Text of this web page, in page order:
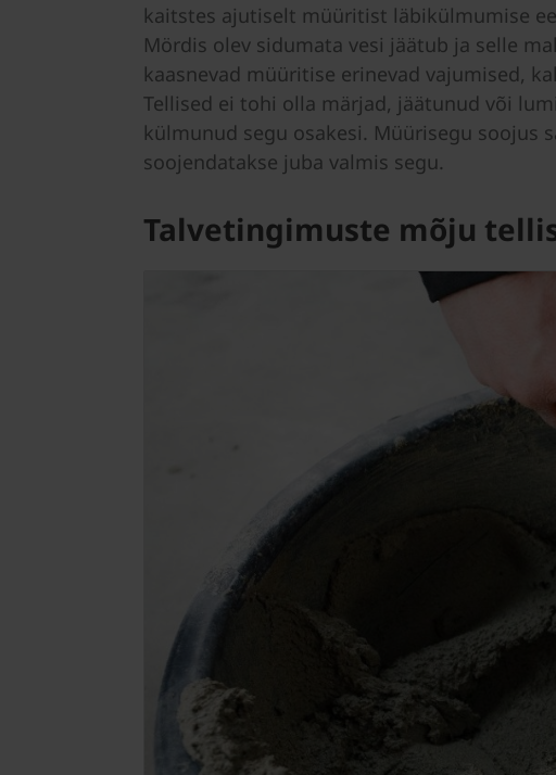
kaitstes ajutiselt müüritist läbikülmumise
Mördis olev sidumata vesi jäätub ja selle
kaasnevad müüritise erinevad vajumised,
Tellised ei tohi olla märjad, jäätunud või
külmunud segu osakesi. Müürisegu soojus
soojendatakse juba valmis segu.
Talvetingimuste mõju